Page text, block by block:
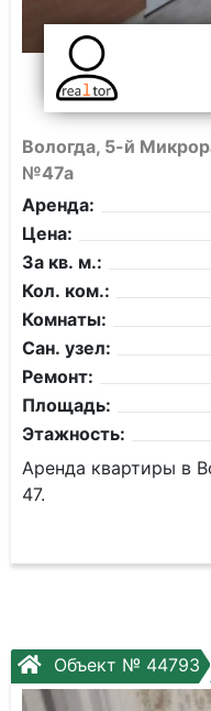
Вологда, 5-й
№47а
Аренда:
Цена:
За кв. м.:
Кол. ком.:
Комнаты:
Сан. узел:
Ремонт:
Площадь:
Этажность:
Аренда квартиры в
47.
Объект № 44793